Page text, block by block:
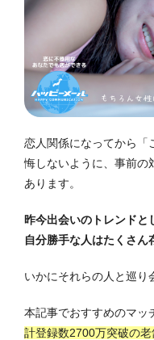
恋人関係になってから「
悔しないように、事前の
あります。
昨今出会いのトレンドと
自分勝手な人はたくさん
いかにそれらの人と巡り
本記事でおすすめのマッ
計登録数2700万突破の